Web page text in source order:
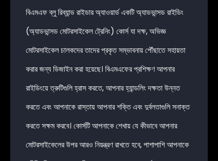
বিএমএফ ব্লু রিব্যান্ড রাইডার অ্যাওয়ার্ড একটি অ্যাডভান্সড রাইডিং
(অ্যাডভান্সড মোটরসাইকেল ট্রেনিং) কোর্স যা দক্ষ, অভিজ্ঞ
মোটরসাইকেল চালকদের তাদের প্রকৃত সম্ভাবনায় পৌঁছাতে সহায়তা
করার জন্য ডিজাইন করা হয়েছে। বিএমএফের প্রশিক্ষণ আপনার
রাইডিংয়ে ত্রুটিগুলি হ্রাস করতে, আপনার হ্যান্ডলিং দক্ষতা উন্নত
করতে এবং আপনাকে রাস্তায় আপনার শক্তি এবং দুর্বলতাগুলি সনাক্ত
করতে সক্ষম করবে। কোর্সটি আপনাকে শেখায় যে কীভাবে আপনার
মোটরসাইকেলের উপর আরও নিয়ন্ত্রণ রাখতে হবে, পাশাপাশি আপনাকে